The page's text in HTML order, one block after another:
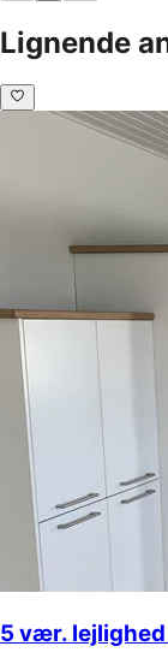
Lignende
5 vær. lejlighed